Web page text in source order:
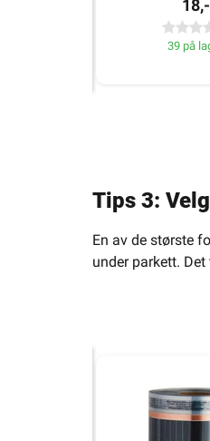
18,-
39 på
Tips 3:
En av de største
under parkett.